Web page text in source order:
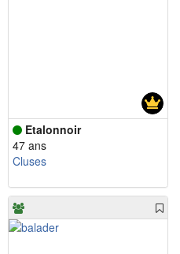
Etalonnoir
47 ans
Cluses